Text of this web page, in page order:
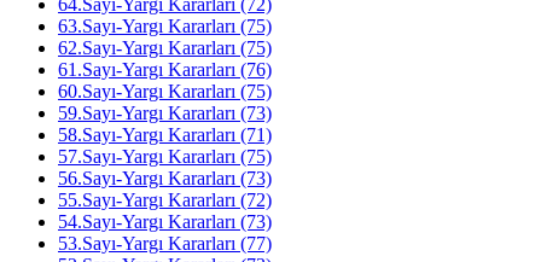
64.Sayı-Yargı Kararları (72)
63.Sayı-Yargı Kararları (75)
62.Sayı-Yargı Kararları (75)
61.Sayı-Yargı Kararları (76)
60.Sayı-Yargı Kararları (75)
59.Sayı-Yargı Kararları (73)
58.Sayı-Yargı Kararları (71)
57.Sayı-Yargı Kararları (75)
56.Sayı-Yargı Kararları (73)
55.Sayı-Yargı Kararları (72)
54.Sayı-Yargı Kararları (73)
53.Sayı-Yargı Kararları (77)